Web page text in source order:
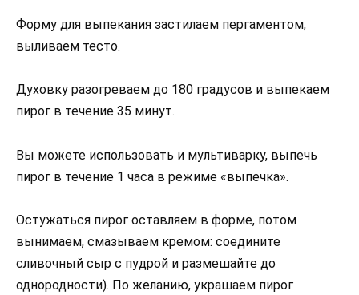
Форму для выпекания застилаем пергаментом,
выливаем тесто.
Духовку разогреваем до 180 градусов и выпекаем
пирог в течение 35 минут.
Вы можете использовать и мультиварку, выпечь
пирог в течение 1 часа в режиме «выпечка».
Остужаться пирог оставляем в форме, потом
вынимаем, смазываем кремом: соедините
сливочный сыр с пудрой и размешайте до
однородности). По желанию, украшаем пирог